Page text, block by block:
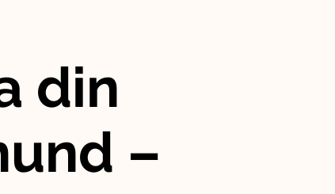
din
–